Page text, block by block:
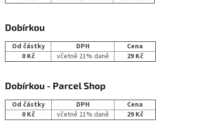
Dobírkou
Od částky DPH
Cena
0 Kč
včetně 21% daně 29 Kč
Dobírkou - Parcel Shop
Od částky DPH
Cena
0 Kč
včetně 21% daně 29 Kč